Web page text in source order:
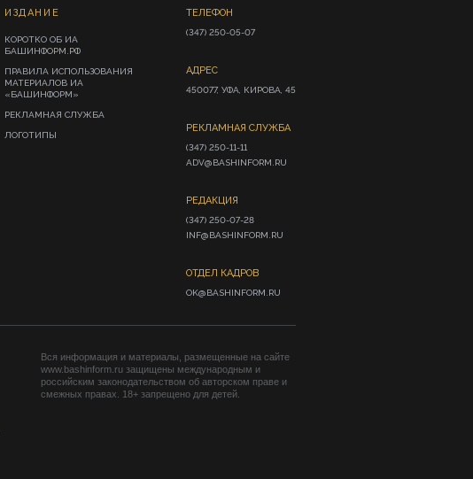
ИЗДАНИЕ
КОРОТКО ОБ ИА
БАШИНФОРМ.РФ
ПРАВИЛА ИСПОЛЬЗОВАНИЯ
МАТЕРИАЛОВ ИА
«БАШИНФОРМ»
РЕКЛАМНАЯ СЛУЖБА
ЛОГОТИПЫ
ТЕЛЕФОН
(347) 250-05-07
АДРЕС
450077, УФА, КИРОВА, 45
РЕКЛАМНАЯ СЛУЖБА
(347) 250-11-11
ADV@BASHINFORM.RU
РЕДАКЦИЯ
(347) 250-07-28
INF@BASHINFORM.RU
ОТДЕЛ КАДРОВ
OK@BASHINFORM.RU
Вся информация и материалы, размещенные на сайте
www.bashinform.ru защищены международным и
российским законодательством об авторском праве и
смежных правах. 18+ запрещено для детей.